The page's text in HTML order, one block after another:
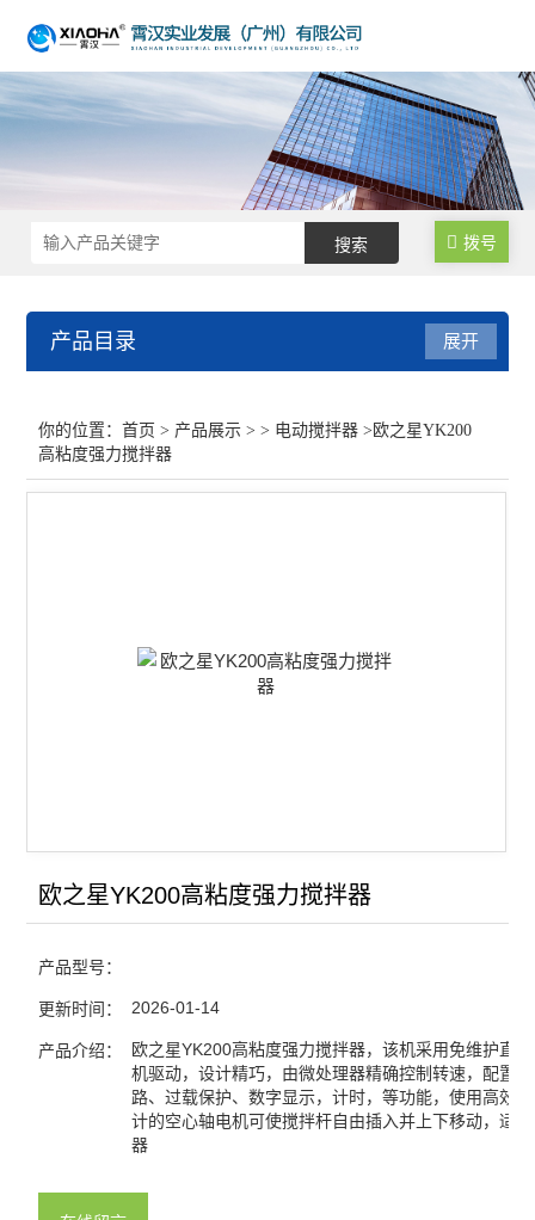
拨号
产品目录
乳化机/分散机
展开
你的位置：首页 > 产品展示 > > 电动搅拌器 >欧之星YK200
高粘度强力搅拌器
欧之星YK200高粘度强力搅拌器
产品型号：
更新时间： 2026-01-14
产品介绍：
欧之星YK200高粘度强力搅拌器，该机采用免维护直
机驱动，设计精巧，由微处理器精确控制转速，配置
路、过载保护、数字显示，计时，等功能，使用高效
计的空心轴电机可使搅拌杆自由插入并上下移动，适
器